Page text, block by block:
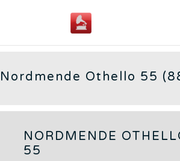
Nordmende Othello 55
NORDMENDE
55